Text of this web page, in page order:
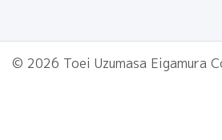
© 2026 Toei Uzumasa Eigamura